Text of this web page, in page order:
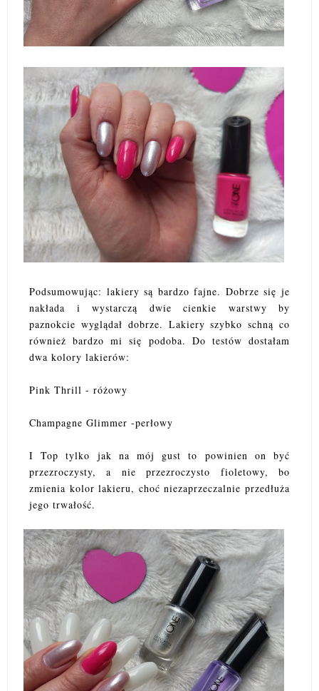
Podsumowując: lakiery są bardzo fajne. Dobrze się je
nakłada i wystarczą dwie cienkie warstwy by
paznokcie wyglądał dobrze. Lakiery szybko schną co
również bardzo mi się podoba. Do testów dostałam
dwa kolory lakierów:
Pink Thrill - różowy
Champagne Glimmer -perłowy
I Top tylko jak na mój gust to powinien on być
przezroczysty, a nie przezroczysto fioletowy, bo
zmienia kolor lakieru, choć niezaprzeczalnie przedłuża
jego trwałość.